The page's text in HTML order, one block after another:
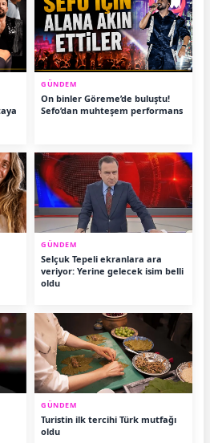
GÜNDEM
On binler Göreme’de buluştu!
Sefo’dan muhteşem performans
GÜNDEM
Selçuk Tepeli ekranlara ara
veriyor: Yerine gelecek isim belli
oldu
GÜNDEM
Turistin ilk tercihi Türk mutfağı
oldu